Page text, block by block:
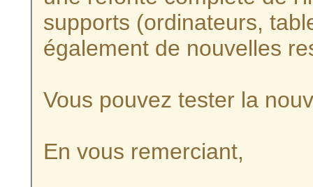
supports (ordinateurs,
également de nouvelles
Vous pouvez tester la
En vous remerciant,